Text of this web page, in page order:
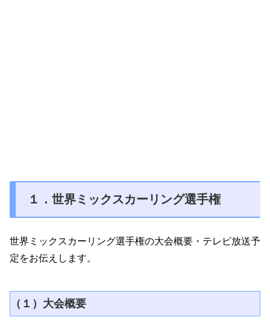
１．世界ミックスカーリング選手権
世界ミックスカーリング選手権の大会概要・テレビ放送予
定をお伝えします。
（１）大会概要